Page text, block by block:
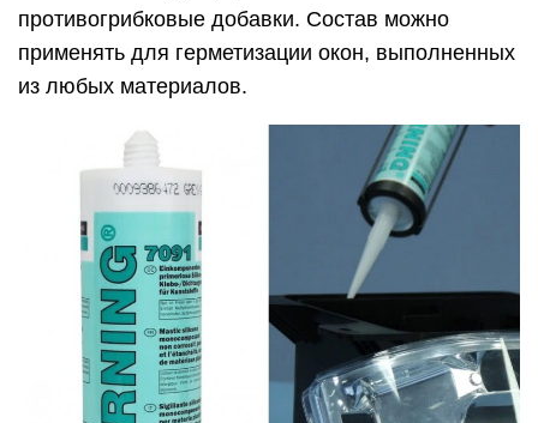
противогрибковые добавки. Состав можно
применять для герметизации окон, выполненных
из любых материалов.